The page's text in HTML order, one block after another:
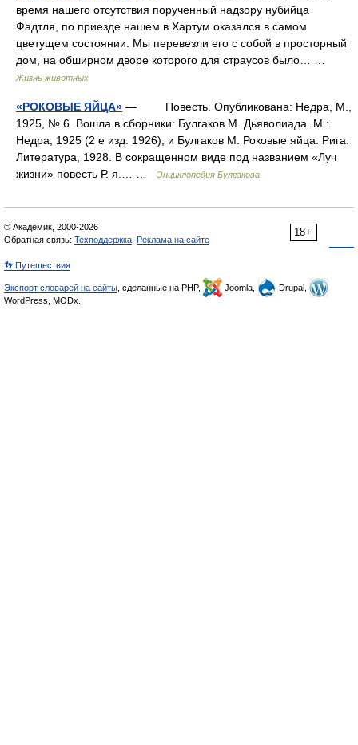
время нашего отсутствия порученный надзору нубийца
Фадтля, по приезде нашем в Хартум оказался в самом
цветущем состоянии. Мы перевезли его с собой в просторный
дом, на обширном дворе которого для страусов было… …
Жизнь животных
«РОКОВЫЕ ЯЙЦА» — Повесть. Опубликована: Недра, М.,
1925, № 6. Вошла в сборники: Булгаков М. Дьяволиада. М.:
Недра, 1925 (2 е изд. 1926); и Булгаков М. Роковые яйца. Рига:
Литература, 1928. В сокращенном виде под названием «Луч
жизни» повесть Р. я.… …
Энциклопедия Булгакова
18+
© Академик, 2000-2026
Обратная связь: Техподдержка Реклама на сайте
👣 Путешествия
Экспорт словарей на сайты , сделанные на PHP, Joomla,
Drupal,
WordPress, MODx.